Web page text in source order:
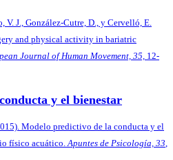
V. J., González-Cutre, D., y Cervelló, E.
and physical activity in bariatric
Journal of Human Movement, 35, 12-
y el bienestar
Modelo predictivo de la conducta y el
físico acuático.Apuntes de Psicología, 33,